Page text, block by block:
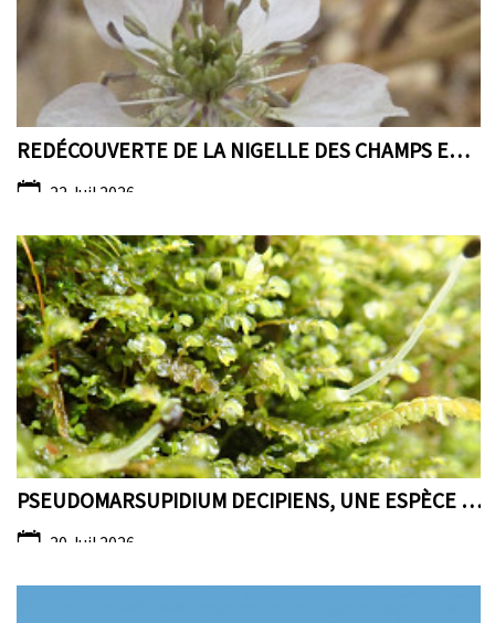
PARTICIPEZ
REDÉCOUVERTE DE LA NIGELLE DES CHAMPS EN SARTHE PR...
22 Juil 2026
PSEUDOMARSUPIDIUM DECIPIENS, UNE ESPÈCE EMBLÉMATIQ...
20 Juil 2026